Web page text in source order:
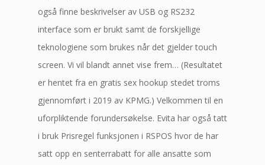
også finne beskrivelser av USB og RS232
interface som er brukt samt de forskjellige
teknologiene som brukes når det gjelder touch
screen. Vi vil blandt annet vise frem… (Resultatet
er hentet fra en gratis sex hookup stedet troms
gjennomført i 2019 av KPMG.) Velkommen til en
uforpliktende forundersøkelse. Evita har også tatt
i bruk Prisregel funksjonen i RSPOS hvor de har
satt opp en senterrabatt for alle ansatte som